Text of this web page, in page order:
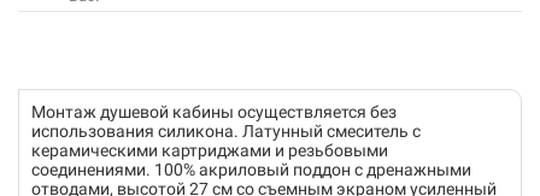
Монтаж душевой кабины осуществляется без
использования силикона. Латунный смеситель с
керамическими картриджами и резьбовыми
соединениями. 100% акриловый поддон с дренажными
отводами, высотой 27 см со съемным экраном усиленный